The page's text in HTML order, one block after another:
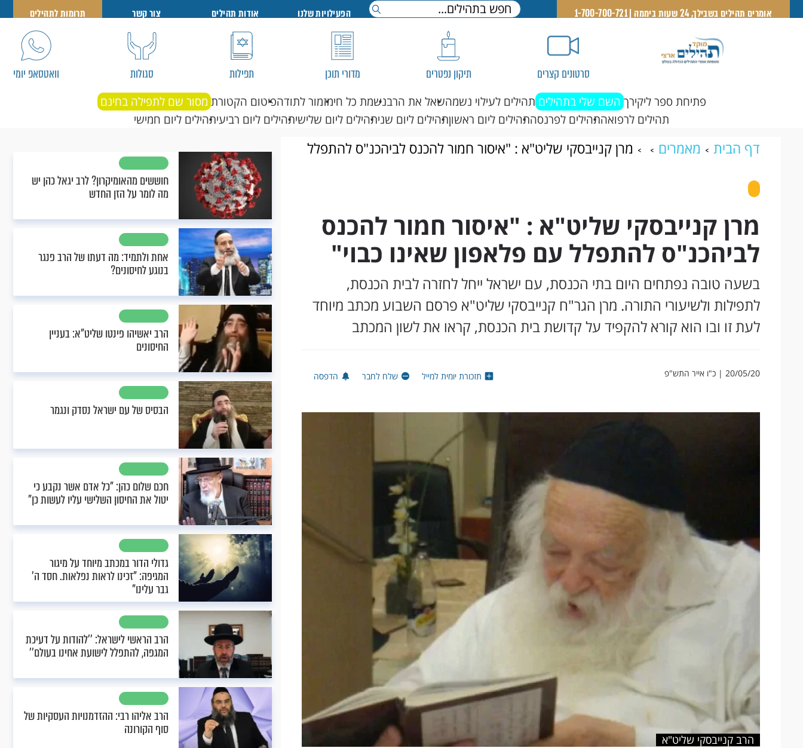
אומרים תהילים בשבילך, 24 שעות ביממה | 1-700-700-721 הפעילויות שלנו אודות תהילים צור קשר תרומות לתהילים
סרטונים קצרים תיקון נפטרים מדורי תוכן תפילות סגולות וואטסאפ יומי
פתיחת ספר ליקירך השם שלי בתהילים תהילים לעילוי נשמהשאל את הרבנשמת כל חימזמור לתודהפיטום הקטורת מסור שם לתפילה בחינם
תהילים לרפואהתהילים לפרנסהתהילים ליום ראשוןתהילים ליום שניתהילים ליום שלישיתהילים ליום רביעיתהילים ליום חמישי
דף הבית מאמרים
מרן קנייבסקי שליט"א : "איסור חמור להכנס לביהכנ"ס להתפלל
עם פלאפון שאינו כבוי"
מרן קנייבסקי שליט"א : "איסור חמור להכנס
לביהכנ"ס להתפלל עם פלאפון שאינו כבוי"
בשעה טובה נפתחים היום בתי הכנסת, עם ישראל ייחל לחזרה לבית הכנסת,
לתפילות ולשיעורי התורה. מרן הגר"ח קנייבסקי שליט"א פרסם השבוע מכתב מיוחד
לעת זו ובו הוא קורא להקפיד על קדושת בית הכנסת, קראו את לשון המכתב
20/05/20 | כ"ו אייר התש"פ תזכורת יומית למייל שלח לחבר הדפסה
הרב קנייבסקי שליט"א
חוששים מהאומיקרון? לרב יגאל כהן יש
מה לומר על הזן החדש
אחת ולתמיד: מה דעתו של הרב פנגר
בנוגע לחיסונים?
הרב יאשיהו פינטו שליט"א: בעניין
החיסונים
הבסיס של עם ישראל נסדק ונגמר
חכם שלום כהן: "כל אדם אשר נקבע כי
יטול את החיסון השלישי עליו לעשות כן"
גדולי הדור במכתב מיוחד על מיגור
המגיפה: "זכינו לראות נפלאות. חסד ה’
גבר עלינו"
הרב הראשי לישראל: ’’להודות על דעיכת
המגפה, להתפלל לישועת אחינו בעולם’’
הרב אליהו רבי: ההזדמנויות העסקיות של
סוף הקורונה